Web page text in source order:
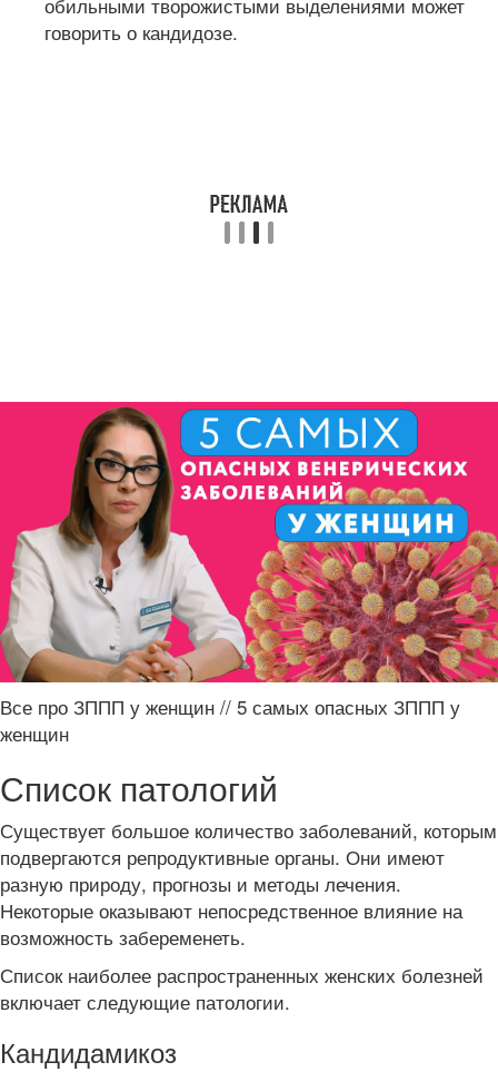
говорить о кандидозе.
Все про ЗППП у женщин // 5 самых опасных ЗППП у
женщин
Список патологий
Существует большое количество заболеваний, которым
подвергаются репродуктивные органы. Они имеют
разную природу, прогнозы и методы лечения.
Некоторые оказывают непосредственное влияние на
возможность забеременеть.
Список наиболее распространенных женских болезней
включает следующие патологии.
Кандидамикоз